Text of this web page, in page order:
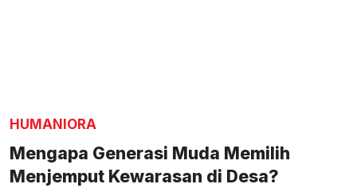
HUMANIORA
Mengapa Generasi Muda Memilih
Menjemput Kewarasan di Desa?